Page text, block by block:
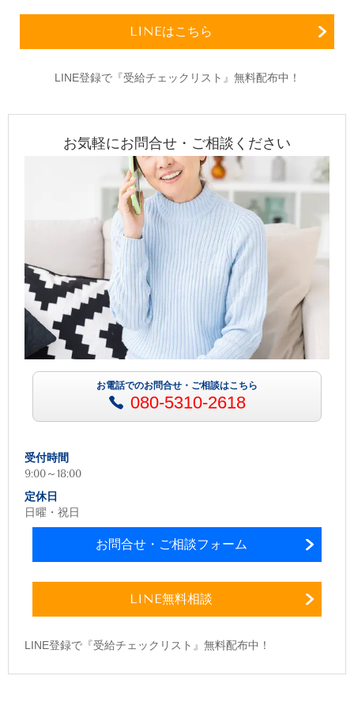
LINEはこちら
LINE登録で『受給チェックリスト』無料配布中！
お気軽にお問合せ・ご相談ください
お電話でのお問合せ・ご相談はこちら
080-5310-2618
受付時間
9:00～18:00
定休日
日曜・祝日
お問合せ・ご相談フォーム
LINE無料相談
LINE登録で『受給チェックリスト』無料配布中！